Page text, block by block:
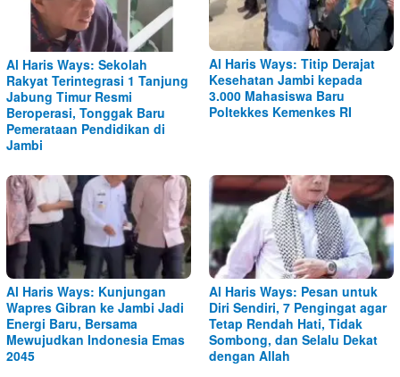
Al Haris Ways: Sekolah
Rakyat Terintegrasi 1 Tanjung
Jabung Timur Resmi
Beroperasi, Tonggak Baru
Pemerataan Pendidikan di
Jambi
Al Haris Ways: Titip Derajat
Kesehatan Jambi kepada
3.000 Mahasiswa Baru
Poltekkes Kemenkes RI
Al Haris Ways: Kunjungan
Wapres Gibran ke Jambi Jadi
Energi Baru, Bersama
Mewujudkan Indonesia Emas
2045
Al Haris Ways: Pesan untuk
Diri Sendiri, 7 Pengingat agar
Tetap Rendah Hati, Tidak
Sombong, dan Selalu Dekat
dengan Allah